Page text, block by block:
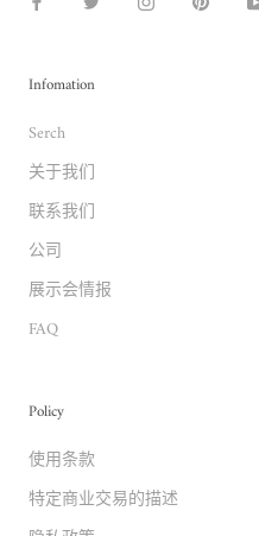
Infomation
Serch
关于我们
联系我们
公司
展示会情报
FAQ
Policy
使用条款
特定商业交易的描述